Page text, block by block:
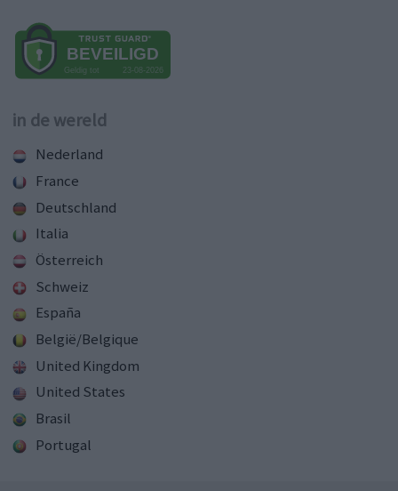
in de wereld
Nederland
France
Deutschland
Italia
Österreich
Schweiz
España
België/Belgique
United Kingdom
United States
Brasil
Portugal